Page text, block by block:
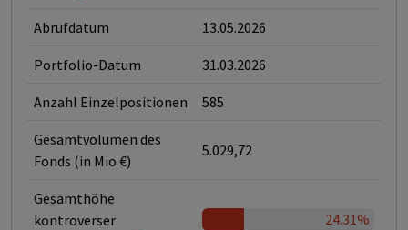
Abrufdatum 13.05.2026
Portfolio-Datum 31.03.2026
Anzahl Einzelpositionen 585
Gesamtvolumen des
Fonds (in Mio €)
5.029,72
Gesamthöhe
kontroverser
24.31%